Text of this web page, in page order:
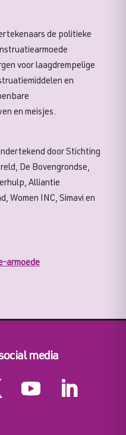
de politieke
voor laagdrempelige
en
en meisjes.
door Stichting
De Bovengrondse,
Alliantie
Women INC, Simavi en
armoede
media